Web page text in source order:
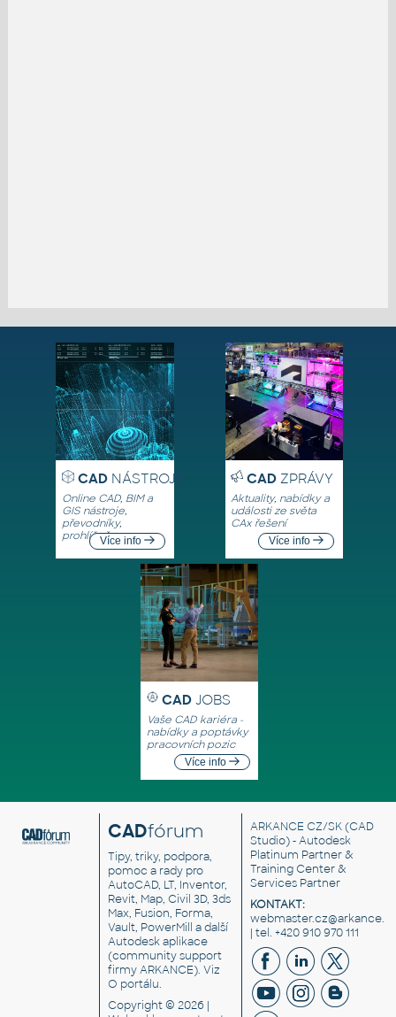
CADNÁSTROJE
Online CAD, BIM a
GIS nástroje,
převodníky,
prohlížečeVíce info
CADZPRÁVY
Aktuality, nabídky a
události ze světa
CAx řešení
Více info
CAD JOBS
Vaše CAD kariéra -
nabídky a poptávky
pracovních pozic
Více info
CADfórum
Tipy, triky, podpora,
pomoc a rady pro
AutoCAD, LT, Inventor,
Revit, Map, Civil 3D, 3ds
Max, Fusion, Forma,
Vault, PowerMill a další
Autodesk aplikace
(community support
firmy ARKANCE). Viz
O portálu.
Copyright © 2026 |
ARKANCE CZ/SK(CAD
Studio) - Autodesk
Platinum Partner &
Training Center &
Services Partner
KONTAKT:
| tel. +420 910 970 111